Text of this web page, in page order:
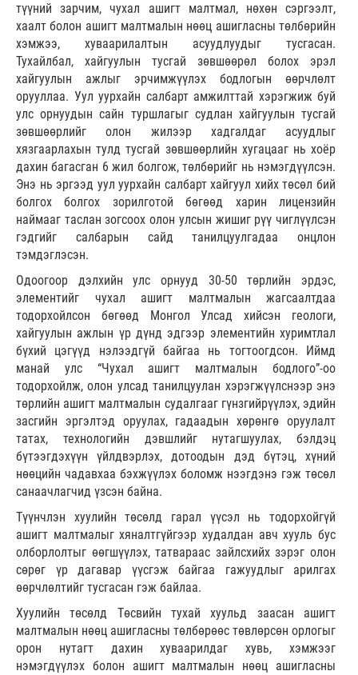
түүний зарчим, чухал ашигт малтмал, нөхөн сэргээлт,
хаалт болон ашигт малтмалын нөөц ашигласны төлбөрийн
хэмжээ, хуваарилалтын асуудлуудыг тусгасан.
Тухайлбал, хайгуулын тусгай зөвшөөрөл болох эрэл
хайгуулын ажлыг эрчимжүүлэх бодлогын өөрчлөлт
орууллаа. Уул уурхайн салбарт амжилттай хэрэгжиж буй
улс орнуудын сайн туршлагыг судлан хайгуулын тусгай
зөвшөөрлийг олон жилээр хадгалдаг асуудлыг
хязгаарлахын тулд тусгай зөвшөөрлийн хугацааг нь хоёр
дахин багасган 6 жил болгож, төлбөрийг нь нэмэгдүүлсэн.
Энэ нь эргээд уул уурхайн салбарт хайгуул хийх төсөл бий
болгох болгох зорилготой бөгөөд харин лицензийн
наймааг таслан зогсоох олон улсын жишиг рүү чиглүүлсэн
гэдгийг салбарын сайд танилцуулгадаа онцлон
тэмдэглэсэн.
Одоогоор дэлхийн улс орнууд 30-50 төрлийн эрдэс,
элементийг чухал ашигт малтмалын жагсаалтдаа
тодорхойлсон бөгөөд Монгол Улсад хийсэн геологи,
хайгуулын ажлын үр дүнд эдгээр элементийн хуримтлал
бүхий цэгүүд нэлээдгүй байгаа нь тогтоогдсон. Иймд
манай улс “Чухал ашигт малтмалын бодлого”-оо
тодорхойлж, олон улсад танилцуулан хэрэгжүүлснээр энэ
төрлийн ашигт малтмалын судалгааг гүнзгийрүүлэх, эдийн
засгийн эргэлтэд оруулах, гадаадын хөрөнгө оруулалт
татах, технологийн дэвшлийг нутагшуулах, бэлдэц
бүтээгдэхүүн үйлдвэрлэх, дотоодын дэд бүтэц, хүний
нөөцийн чадавхаа бэхжүүлэх боломж нээгдэнэ гэж төсөл
санаачлагчид үзсэн байна.
Түүнчлэн хуулийн төсөлд гарал үүсэл нь тодорхойгүй
ашигт малтмалыг хяналтгүйгээр худалдан авч хууль бус
олборлолтыг өөгшүүлэх, татвараас зайлсхийх зэрэг олон
сөрөг үр дагавар үүсгэж байгаа гажуудлыг арилгах
өөрчлөлтийг тусгасан гэж байлаа.
Хуулийн төсөлд Төсвийн тухай хуульд заасан ашигт
малтмалын нөөц ашигласны төлбөрөөс төвлөрсөн орлогыг
орон нутагт дахин хуваарилдаг хувь, хэмжээг
нэмэгдүүлэх болон ашигт малтмалын нөөц ашигласны